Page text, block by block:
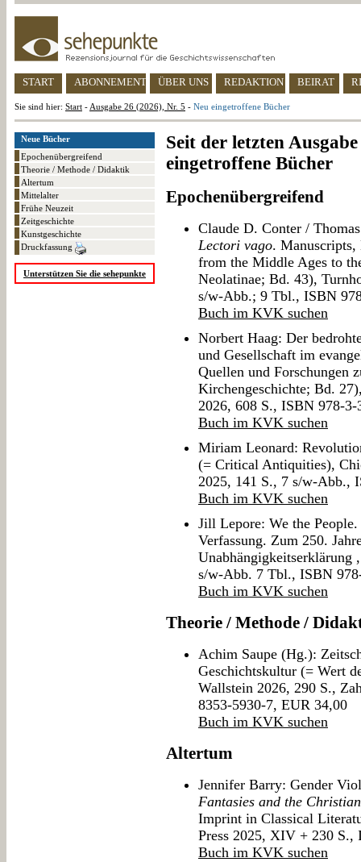
START ABONNEMENT ÜBER UNS REDAKTION BEIRAT
Sie sind hier: Start - Ausgabe 26 (2026), Nr. 5 - Neu eingetroffene Bücher
Neue Bücher
Epochenübergreifend
Theorie / Methode / Didaktik
Altertum
Mittelalter
Frühe Neuzeit
Zeitgeschichte
Kunstgeschichte
Druckfassung
Unterstützen Sie die sehepunkte
Seit der letzten
eingetroffene Bücher
Epochenübergreifend
Claude D. Conter /
Lectori vago. Manuscripts,
from the Middle Ages to
Neolatinae; Bd. 43),
s/w-Abb.; 9 Tbl., ISBN
Buch im KVK suchen
Norbert Haag: Der
und Gesellschaft im
Quellen und Forschungen
Kirchengeschichte; Bd.
2026, 608 S., ISBN 978-
Buch im KVK suchen
Miriam Leonard:
(= Critical Antiquities),
2025, 141 S., 7 s/w-Abb.,
Buch im KVK suchen
Jill Lepore: We the
Verfassung. Zum 250.
Unabhängigkeitserklärung
s/w-Abb. 7 Tbl., ISBN
Buch im KVK suchen
Theorie / Methode /
Achim Saupe (Hg.):
Geschichtskultur (= Wert
Wallstein 2026, 290 S.,
8353-5930-7, EUR 34,00
Buch im KVK suchen
Altertum
Jennifer Barry: Gender
Fantasies and the
Imprint in Classical
Press 2025, XIV + 230 S.,
Buch im KVK suchen